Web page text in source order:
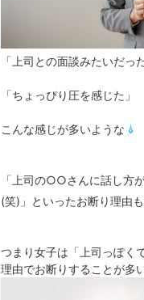
「上司との面談みたいだった
「ちょっぴり圧を感じた」
こんな感じが多いような
「上司の○○さんに話し方
(笑)」といったお断り理由
つまり女子は「上司っぽく
理由でお断りすることが多